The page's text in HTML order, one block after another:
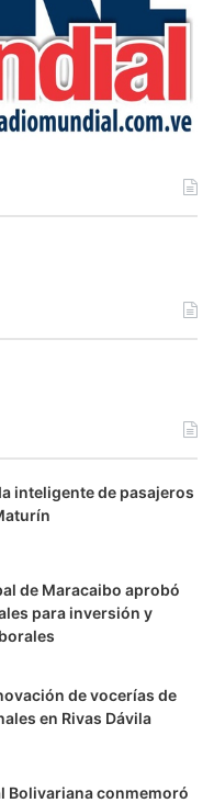
inteligente de pasajeros
de Maracaibo aprobó
para inversión y
de vocerías de
en Rivas Dávila
Bolivariana conmemoró